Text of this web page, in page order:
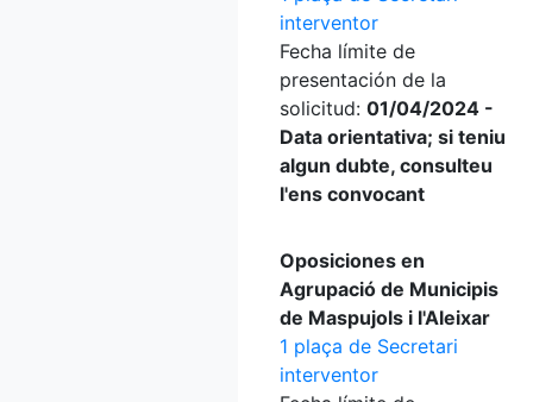
interventor
Fecha límite de
presentación de la
solicitud: 01/04/2024 -
Data orientativa; si teniu
algun dubte, consulteu
l'ens convocant
Oposiciones en
Agrupació de Municipis
de Maspujols i l'Aleixar
1 plaça de Secretari
interventor